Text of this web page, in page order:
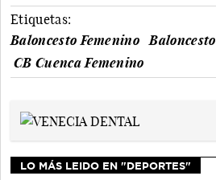
Etiquetas:
Baloncesto Femenino
Baloncesto
CB Cuenca Femenino
LO MÁS LEIDO EN "DEPORTES"